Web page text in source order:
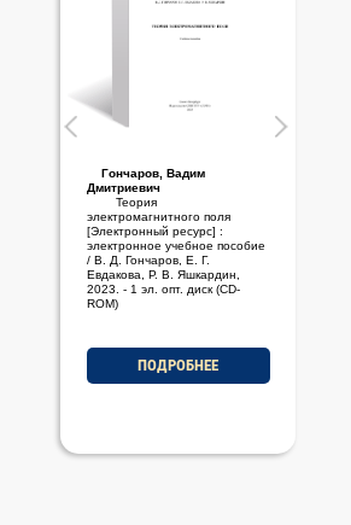
Гончаров, Вадим
Дмитриевич
Теория
электромагнитного поля
[Электронный ресурс] :
электронное учебное пособие
/ В. Д. Гончаров, Е. Г.
Евдакова, Р. В. Яшкардин,
2023. - 1 эл. опт. диск (CD-
ROM)
ПОДРОБНЕЕ
Стариченков, Алексей
деятельности [Электронный
ресурс] : электронное учебно-
методическое пособие / А. Л.
Стариченков, М. Ф. Савельев,
2023. - 1 эл. опт. диск (CD-
ROM)
ПОДРОБНЕЕ